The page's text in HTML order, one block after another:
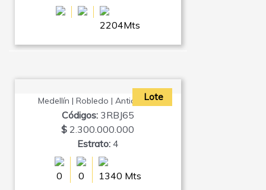
2204Mts
Lote
Medellín | Robledo | Antioquia |
Códigos:3RBJ65
$ 2.300.000.000
Estrato:4
0 0 1340 Mts